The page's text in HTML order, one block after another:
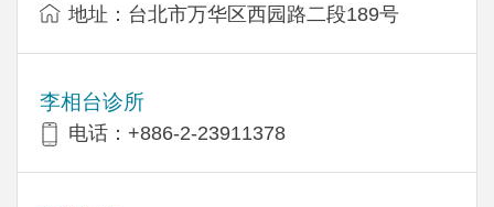
地址：台北市万华区西园路二段189号
李相台诊所
电话：+886-2-23911378